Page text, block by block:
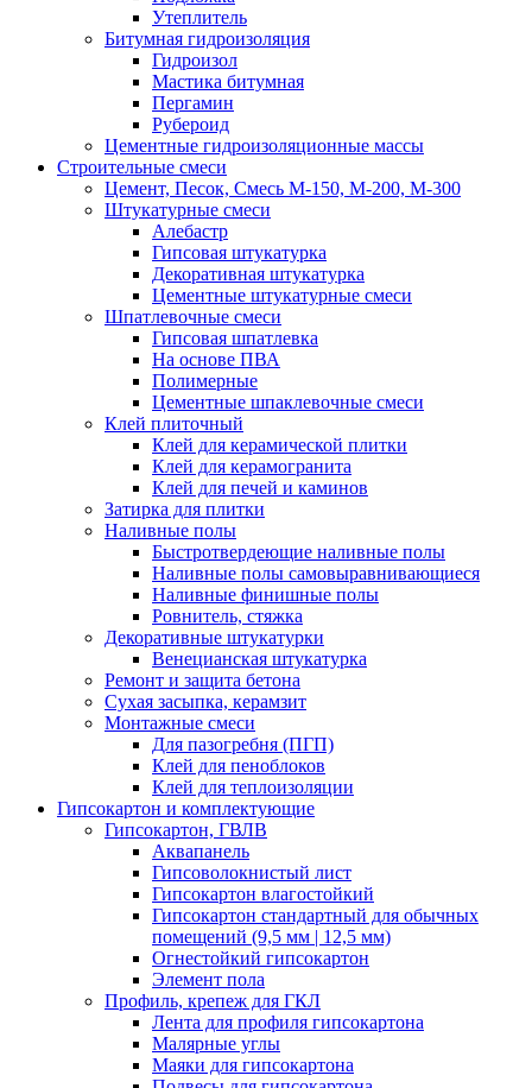
Утеплитель
Битумная гидроизоляция
Гидроизол
Мастика битумная
Пергамин
Рубероид
Цементные гидроизоляционные массы
Строительные смеси
Цемент, Песок, Смесь М-150, М-200, М-300
Штукатурные смеси
Алебастр
Гипсовая штукатурка
Декоративная штукатурка
Цементные штукатурные смеси
Шпатлевочные смеси
Гипсовая шпатлевка
На основе ПВА
Полимерные
Цементные шпаклевочные смеси
Клей плиточный
Клей для керамической плитки
Клей для керамогранита
Клей для печей и каминов
Затирка для плитки
Наливные полы
Быстротвердеющие наливные полы
Наливные полы самовыравнивающиеся
Наливные финишные полы
Ровнитель, стяжка
Декоративные штукатурки
Венецианская штукатурка
Ремонт и защита бетона
Сухая засыпка, керамзит
Монтажные смеси
Для пазогребня (ПГП)
Клей для пеноблоков
Клей для теплоизоляции
Гипсокартон и комплектующие
Гипсокартон, ГВЛВ
Аквапанель
Гипсоволокнистый лист
Гипсокартон влагостойкий
Гипсокартон стандартный для обычных
помещений (9,5 мм | 12,5 мм)
Огнестойкий гипсокартон
Элемент пола
Профиль, крепеж для ГКЛ
Лента для профиля гипсокартона
Малярные углы
Маяки для гипсокартона